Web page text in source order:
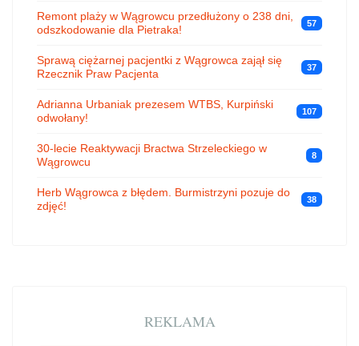
Remont plaży w Wągrowcu przedłużony o 238 dni,
odszkodowanie dla Pietraka!
57
Sprawą ciężarnej pacjentki z Wągrowca zajął się
Rzecznik Praw Pacjenta
37
Adrianna Urbaniak prezesem WTBS, Kurpiński
odwołany!
107
30-lecie Reaktywacji Bractwa Strzeleckiego w
Wągrowcu
8
Herb Wągrowca z błędem. Burmistrzyni pozuje do
zdjęć!
38
REKLAMA